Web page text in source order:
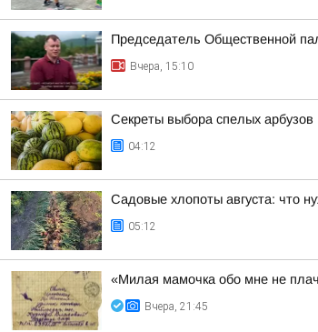
Председатель Общественной
Вчера, 15:10
Секреты выбора спелых арбузов
04:12
Садовые хлопоты августа: что
05:12
«Милая мамочка обо мне не
Вчера, 21:45